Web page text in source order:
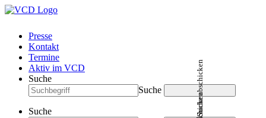
Presse
Kontakt
Termine
Aktiv im VCD
Suche
Suche
Suche abschicken
Suche